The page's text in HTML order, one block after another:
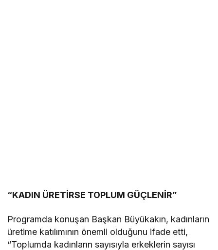
“KADIN ÜRETİRSE TOPLUM GÜÇLENİR”
Programda konuşan Başkan Büyükakın, kadınların
üretime katılımının önemli olduğunu ifade etti,
“Toplumda kadınların sayısıyla erkeklerin sayısı